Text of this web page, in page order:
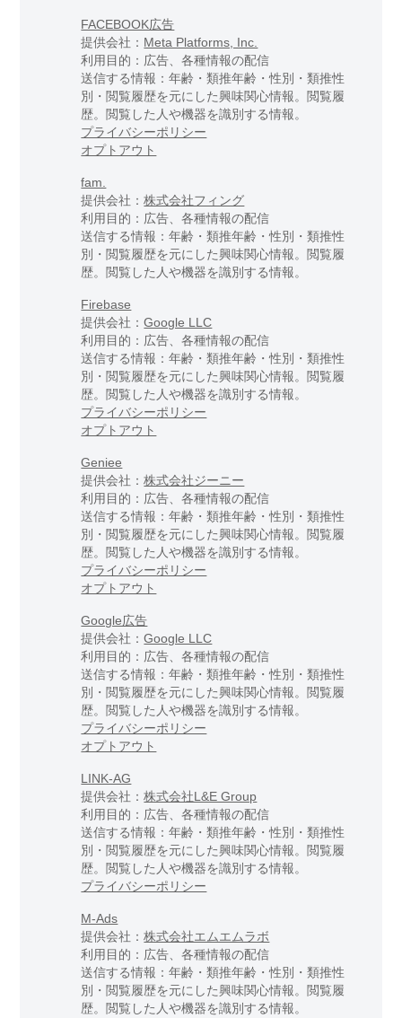
FACEBOOK広告
提供会社： Meta Platforms, Inc.
利用目的：広告、各種情報の配信
送信する情報：年齢・類推年齢・性別・類推性
別・閲覧履歴を元にした興味関心情報。閲覧履
歴。閲覧した人や機器を識別する情報。
プライバシーポリシー
オプトアウト
fam.
提供会社：株式会社フィング
利用目的：広告、各種情報の配信
送信する情報：年齢・類推年齢・性別・類推性
別・閲覧履歴を元にした興味関心情報。閲覧履
歴。閲覧した人や機器を識別する情報。
Firebase
提供会社：Google LLC
利用目的：広告、各種情報の配信
送信する情報：年齢・類推年齢・性別・類推性
別・閲覧履歴を元にした興味関心情報。閲覧履
歴。閲覧した人や機器を識別する情報。
プライバシーポリシー
オプトアウト
Geniee
提供会社：株式会社ジーニー
利用目的：広告、各種情報の配信
送信する情報：年齢・類推年齢・性別・類推性
別・閲覧履歴を元にした興味関心情報。閲覧履
歴。閲覧した人や機器を識別する情報。
プライバシーポリシー
オプトアウト
Google広告
提供会社：Google LLC
利用目的：広告、各種情報の配信
送信する情報：年齢・類推年齢・性別・類推性
別・閲覧履歴を元にした興味関心情報。閲覧履
歴。閲覧した人や機器を識別する情報。
プライバシーポリシー
オプトアウト
LINK-AG
提供会社：株式会社L&E Group
利用目的：広告、各種情報の配信
送信する情報：年齢・類推年齢・性別・類推性
別・閲覧履歴を元にした興味関心情報。閲覧履
歴。閲覧した人や機器を識別する情報。
プライバシーポリシー
M-Ads
提供会社：株式会社エムエムラボ
利用目的：広告、各種情報の配信
送信する情報：年齢・類推年齢・性別・類推性
別・閲覧履歴を元にした興味関心情報。閲覧履
歴。閲覧した人や機器を識別する情報。